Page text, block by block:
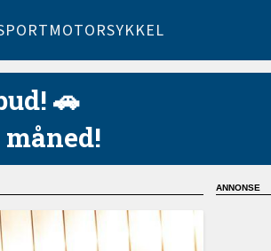
MOTORSYKKEL
🚗